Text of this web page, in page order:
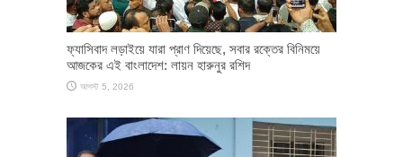
ফ্যাসিবাদ লড়াইয়ে যারা প্রাণ দিয়েছে, সবার রক্তের বিনিময়ে
আজকের এই বাংলাদেশ: লায়ন হারুনুর রশিদ
আগস্ট 5, 2026